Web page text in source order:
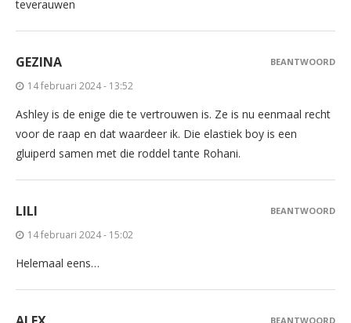
teverauwen
GEZINA
14 februari 2024 - 13:52
Ashley is de enige die te vertrouwen is. Ze is nu eenmaal recht
voor de raap en dat waardeer ik. Die elastiek boy is een
gluiperd samen met die roddel tante Rohani.
BEANTWOORD
LILI
14 februari 2024 - 15:02
Helemaal eens…
BEANTWOORD
BEANTWOORD